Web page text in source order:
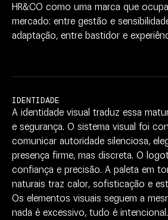
HR&CO como uma marca que ocupa
mercado: entre gestão e
adaptação, entre bastidor e
IDENTIDADE
A identidade visual traduz essa
e segurança. O sistema visual foi
comunicar autoridade silenciosa,
presença firme, mas discreta. O
confiança e precisão. A paleta em
naturais traz calor, sofisticação e
Os elementos visuais seguem a
nada é excessivo, tudo é intencional.